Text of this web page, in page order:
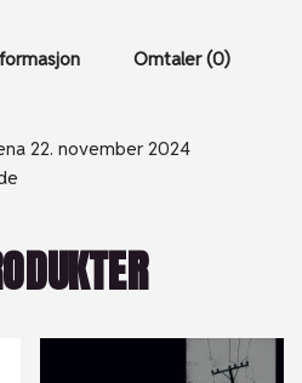
Omtaler (0)
22. november 2024